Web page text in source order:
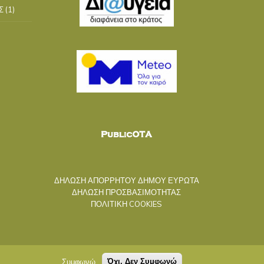
(1)
ΔΗΛΩΣΗ ΑΠΟΡΡΗΤΟΥ ΔΗΜΟΥ ΕΥΡΩΤΑ
ΔΗΛΩΣΗ ΠΡΟΣΒΑΣΙΜΟΤΗΤΑΣ
ΠΟΛΙΤΙΚΗ COOKIES
Συμφωνώ Όχι, Δεν Συμφωνώ